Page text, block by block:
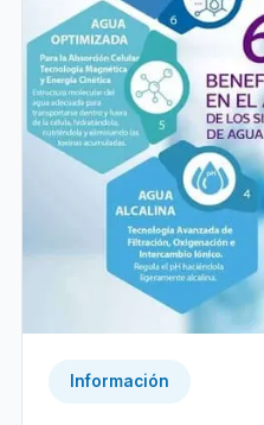
Información